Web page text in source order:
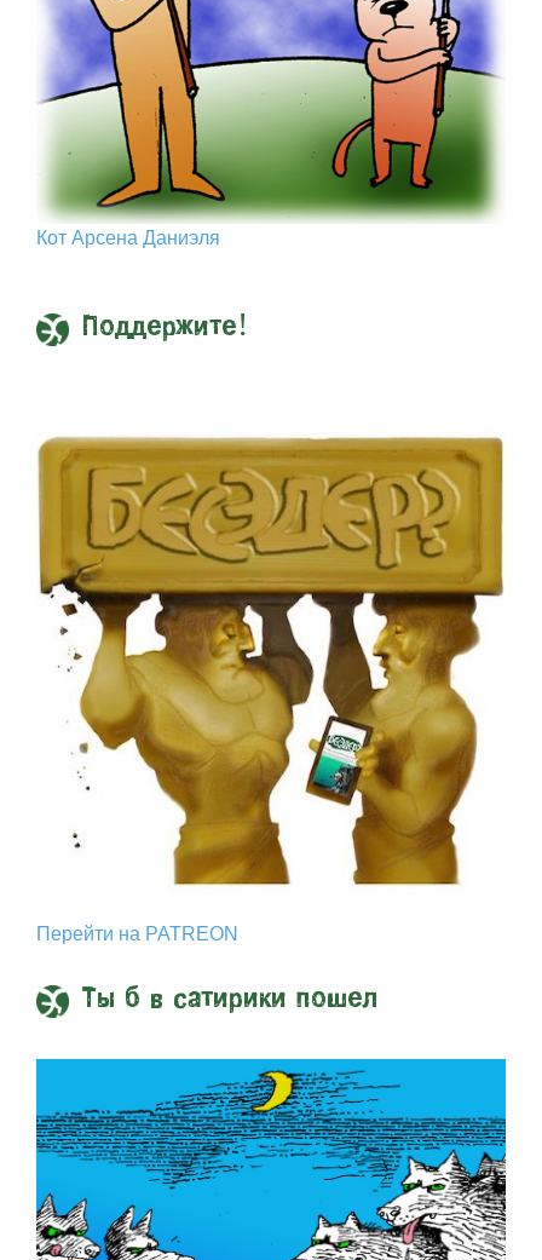
Кот Арcена Даниэля
Поддержите!
Перейти на PATREON
Ты б в сатирики пошел